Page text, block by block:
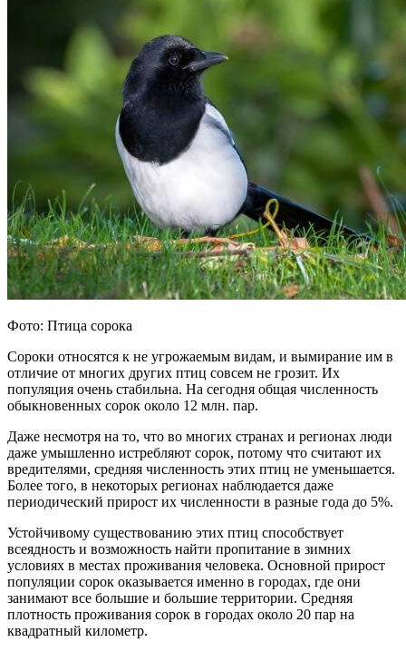
Фото: Птица сорока
Сороки относятся к не угрожаемым видам, и вымирание им в
отличие от многих других птиц совсем не грозит. Их
популяция очень стабильна. На сегодня общая численность
обыкновенных сорок около 12 млн. пар.
Даже несмотря на то, что во многих странах и регионах люди
даже умышленно истребляют сорок, потому что считают их
вредителями, средняя численность этих птиц не уменьшается.
Более того, в некоторых регионах наблюдается даже
периодический прирост их численности в разные года до 5%.
Устойчивому существованию этих птиц способствует
всеядность и возможность найти пропитание в зимних
условиях в местах проживания человека. Основной прирост
популяции сорок оказывается именно в городах, где они
занимают все большие и большие территории. Средняя
плотность проживания сорок в городах около 20 пар на
квадратный километр.